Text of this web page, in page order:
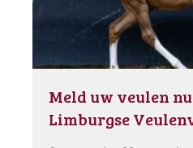
Meld uw veulen
Limburgse